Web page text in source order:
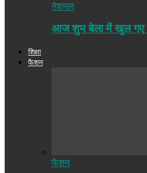
नेशनल
आज शुभ बेला में खुल गए
शिक्षा
फैशन
फैशन